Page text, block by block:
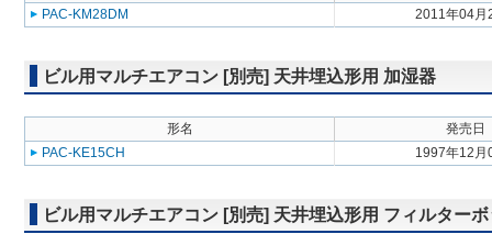
PAC-KM28DM
2011年04月
ビル用マルチエアコン [別売] 天井埋込形用 加湿器
形名
発売日
PAC-KE15CH
1997年12月
ビル用マルチエアコン [別売] 天井埋込形用 フィルター